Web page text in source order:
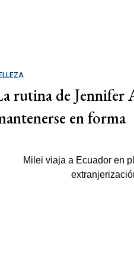
rutina de Jennifer
en forma